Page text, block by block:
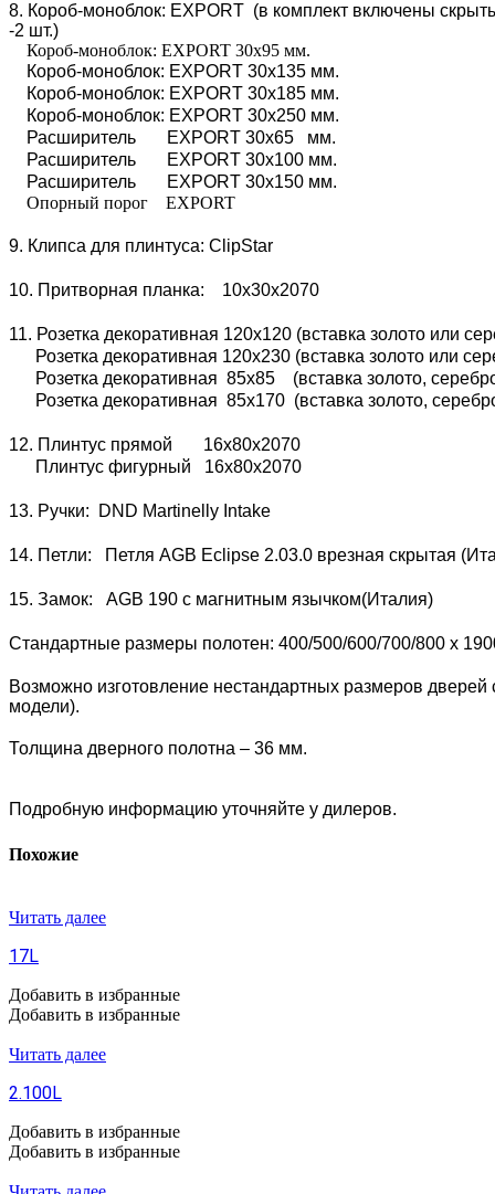
8. Короб-моноблок: EXPORT (в комплект включены
-2 шт.)
Короб-моноблок: EXPORT 30х95 мм.
Короб-моноблок: EXPORT 30х135 мм.
Короб-моноблок: EXPORT 30х185 мм.
Короб-моноблок: EXPORT 30х250 мм.
Расширитель EXPORT 30х65 мм.
Расширитель EXPORT 30х100 мм.
Расширитель EXPORT 30х150 мм.
Опорный порог EXPORT
9. Клипса для плинтуса: ClipStar
10. Притворная планка: 10х30х2070
11. Розетка декоративная 120х120 (вставка золото или
Розетка декоративная 120х230 (вставка золото или
Розетка декоративная 85х85 (вставка золото,
Розетка декоративная 85х170 (вставка золото,
12. Плинтус прямой 16х80х2070
Плинтус фигурный 16х80х2070
13. Ручки: DND Martinelly Intake
14. Петли: Петля AGB Eclipse 2.03.0 врезная скрытая
15. Замок: AGB 190 с магнитным язычком(Италия)
Стандартные размеры полотен: 400/500/600/700/800 x
Возможно изготовление нестандартных размеров
модели).
Толщина дверного полотна – 36 мм.
Подробную информацию уточняйте у дилеров.
Похожие
Читать далее
17L
Добавить в избранные
Добавить в избранные
Читать далее
2.100L
Добавить в избранные
Добавить в избранные